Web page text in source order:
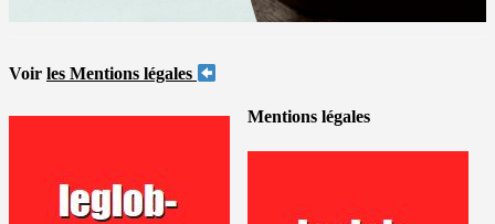
Voir les Mentions légales
Mentions légales